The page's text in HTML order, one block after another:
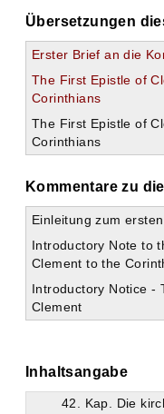
Übersetzungen
Erster Brief an die
The First Epistle of
Corinthians
The First Epistle of
Corinthians
Kommentare zu
Einleitung zum
Introductory Note to
Clement to the
Introductory Notice -
Clement
Inhaltsangabe
23. Kap. Fester
25. Kap. Der
28. Kap.
30. Kap. Hütet
31. Kap.
34. Kap. Die
36. Kap. Jesus
37. Kap.
42. Kap. Die